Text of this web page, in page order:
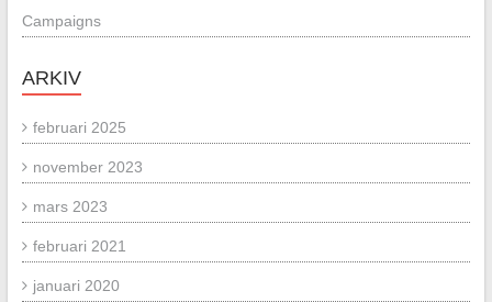
Campaigns
ARKIV
februari 2025
november 2023
mars 2023
februari 2021
januari 2020